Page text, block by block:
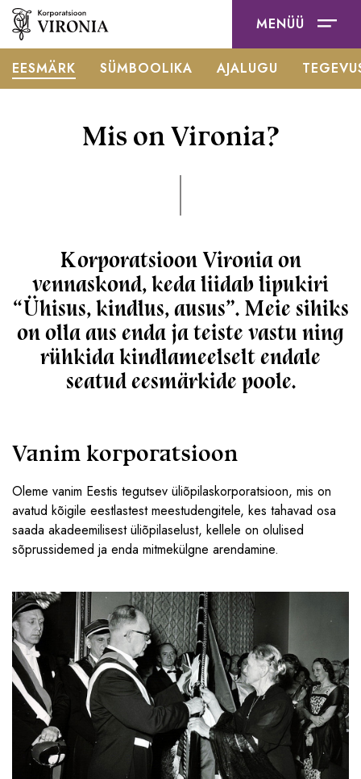
MENÜÜ
EESMÄRK SÜMBOOLIKA AJALUGU
Mis on Vironia?
Korporatsioon Vironia on
vennaskond, keda liidab lipukiri
“Ühisus, kindlus, ausus”. Meie sihiks
on olla aus enda ja teiste vastu ning
rühkida kindlameelselt endale
seatud eesmärkide poole.
Vanim korporatsioon
Oleme vanim Eestis tegutsev üliõpilaskorporatsioon, mis on
avatud kõigile eestlastest meestudengitele, kes tahavad osa
saada akadeemilisest üliõpilaselust, kellele on olulised
sõprussidemed ja enda mitmekülgne arendamine.